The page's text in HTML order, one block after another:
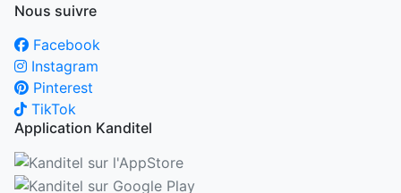
Nous suivre
Facebook
Instagram
Pinterest
TikTok
Application Kanditel